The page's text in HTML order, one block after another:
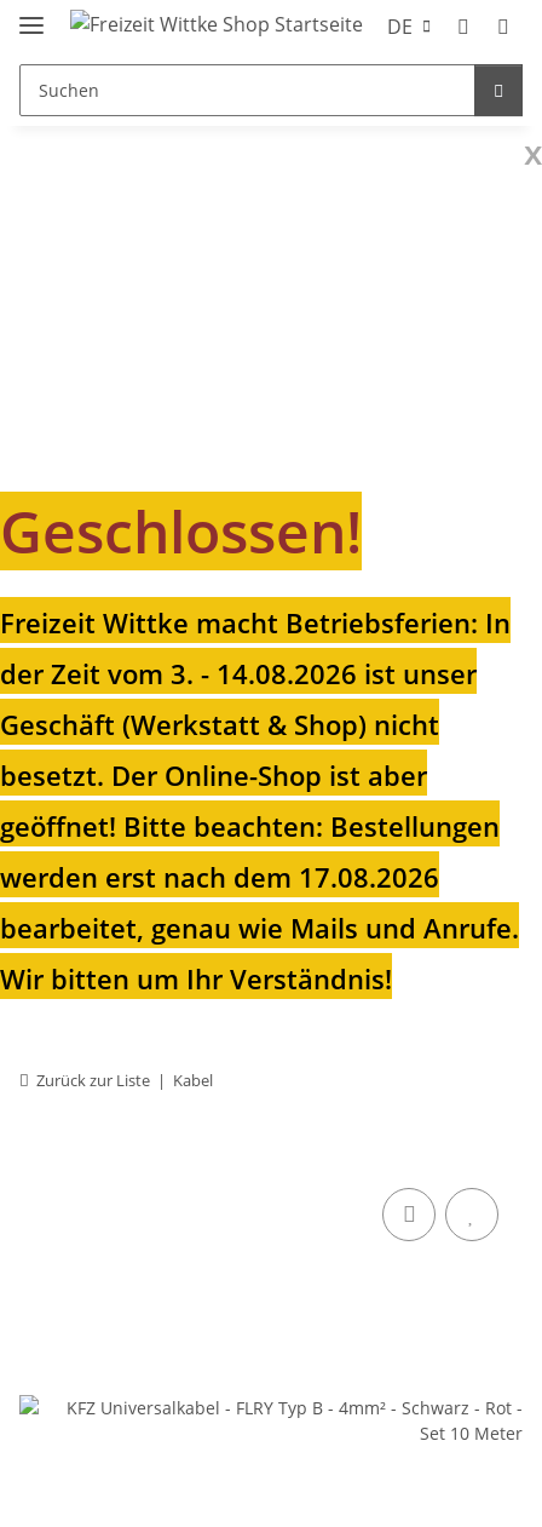
DE
x
Geschlossen!
Freizeit Wittke macht Betriebsferien: In
der Zeit vom 3. - 14.08.2026 ist unser
Geschäft (Werkstatt & Shop) nicht
besetzt. Der Online-Shop ist aber
geöffnet! Bitte beachten: Bestellungen
werden erst nach dem 17.08.2026
bearbeitet, genau wie Mails und Anrufe.
Wir bitten um Ihr Verständnis!
Zurück zur Liste Kabel